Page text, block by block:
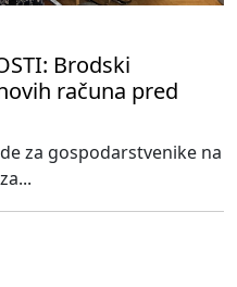
Brodski
računa pred
za gospodarstvenike na